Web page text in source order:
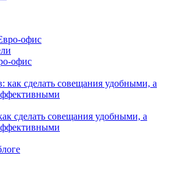
офис
сделать совещания удобными, а